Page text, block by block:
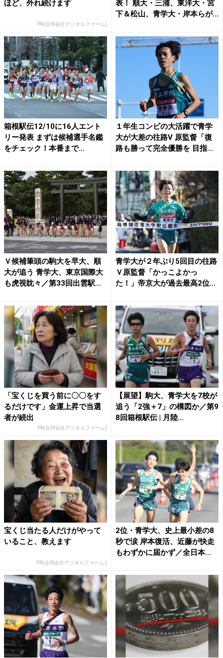
ほど、外れ続けます
PR(合同会社デジタルファーム)
表！ 順大・三浦、東洋大・宮
下＆松山、青学大・岸本らが...
箱根駅伝12/10に16人エント
リー発表 まずは候補選手名鑑
をチェック！本番まで...
１年生コンビの大活躍で青学
大が大差の往路V 原監督「復
路も勝って完全優勝を 目指...
Ｖ候補筆頭の駒大を早大、順
大が追う 青学大、東京国際大
も虎視眈々／第33回出雲駅...
青学大が２年ぶり5回目の往路
Ｖ原監督「かっこよかっ
た！」帝京大が過去最高2位、
「宝くじを買う前に〇〇をす
るだけです」金運上昇で当選
者が続出
PR(合同会社デジタルファーム)
【展望】駒大、青学大を7校が
追う「2強＋7」の構図か／第9
8回箱根駅伝 | 月陸...
宝くじ当たる人だけがやって
いること、教えます
PR(合同会社デジタルファーム )
2位・青学大、史上最小差の8
秒で涙 岸本復活、近藤が快走
もわずかに届かず／全日本...